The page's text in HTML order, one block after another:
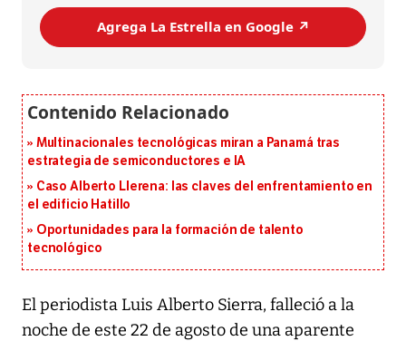
Agrega La Estrella en Google ↗️
Multinacionales tecnológicas miran a Panamá tras
estrategia de semiconductores e IA
Caso Alberto Llerena: las claves del enfrentamiento en
el edificio Hatillo
Oportunidades para la formación de talento
tecnológico
El periodista Luis Alberto Sierra, falleció a la
noche de este 22 de agosto de una aparente